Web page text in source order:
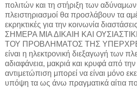
πολιτών και τη στήριξη των
πλειστηριασμοί θα προσλάβουν τα
εκρηκτικές για την κοινωνία
ΣΗΜΕΡΑ ΜΙΑ ΔΙΚΑΙΗ ΚΑΙ
ΤΟΥ ΠΡΟΒΛΗΜΑΤΟΣ ΤΗΣ
είναι η ηλεκτρονική διεξαγωγή των
αδιαφάνεια, μακριά και κρυφά από την
αντιμετώπιση μπορεί να είναι μόνο
υπόψη τα ως άνω πραγματικά αίτια